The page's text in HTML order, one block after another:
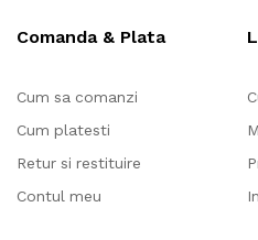
Comanda & Plata
Cum sa comanzi
Cum platesti
Retur si restituire
Contul meu